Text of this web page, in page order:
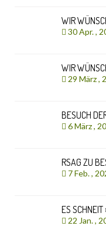
WIR
30 Apr. ,
WIR
29 März ,
BESUCH
6 März ,
RSAG ZU
7 Feb. ,
ES
22 Jan. ,